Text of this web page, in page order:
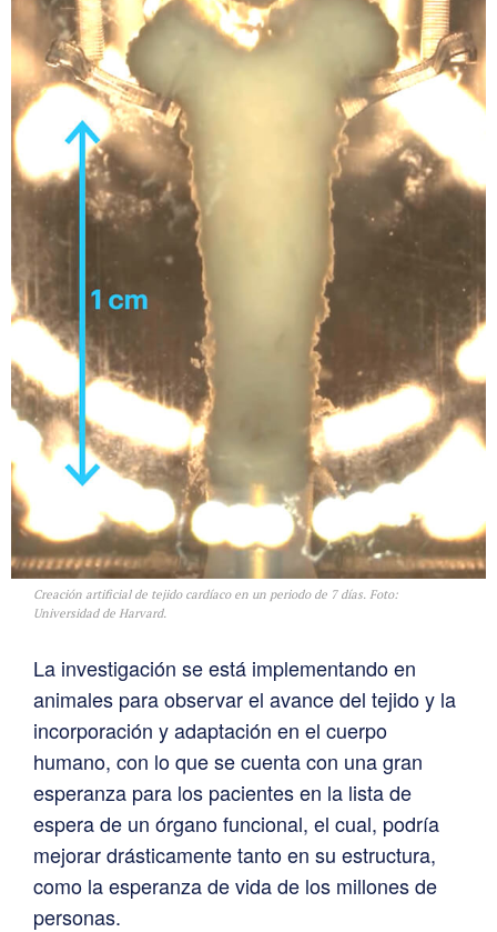
Creación artificial de tejido cardíaco en un periodo de 7 días. Foto:
Universidad de Harvard.
La investigación se está implementando en
animales para observar el avance del tejido y la
incorporación y adaptación en el cuerpo
humano, con lo que se cuenta con una gran
esperanza para los pacientes en la lista de
espera de un órgano funcional, el cual, podría
mejorar drásticamente tanto en su estructura,
como la esperanza de vida de los millones de
personas.